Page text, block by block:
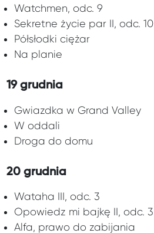
Watchmen, odc. 9
Sekretne życie par II, odc. 10
Półsłodki ciężar
Na planie
19 grudnia
Gwiazdka w Grand Valley
W oddali
Droga do domu
20 grudnia
Wataha III, odc. 3
Opowiedz mi bajkę II, odc. 3
Alfa, prawo do zabijania